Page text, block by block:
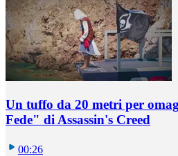
Un tuffo da 20 metri per
Fede" di Assassin's Creed
00:26